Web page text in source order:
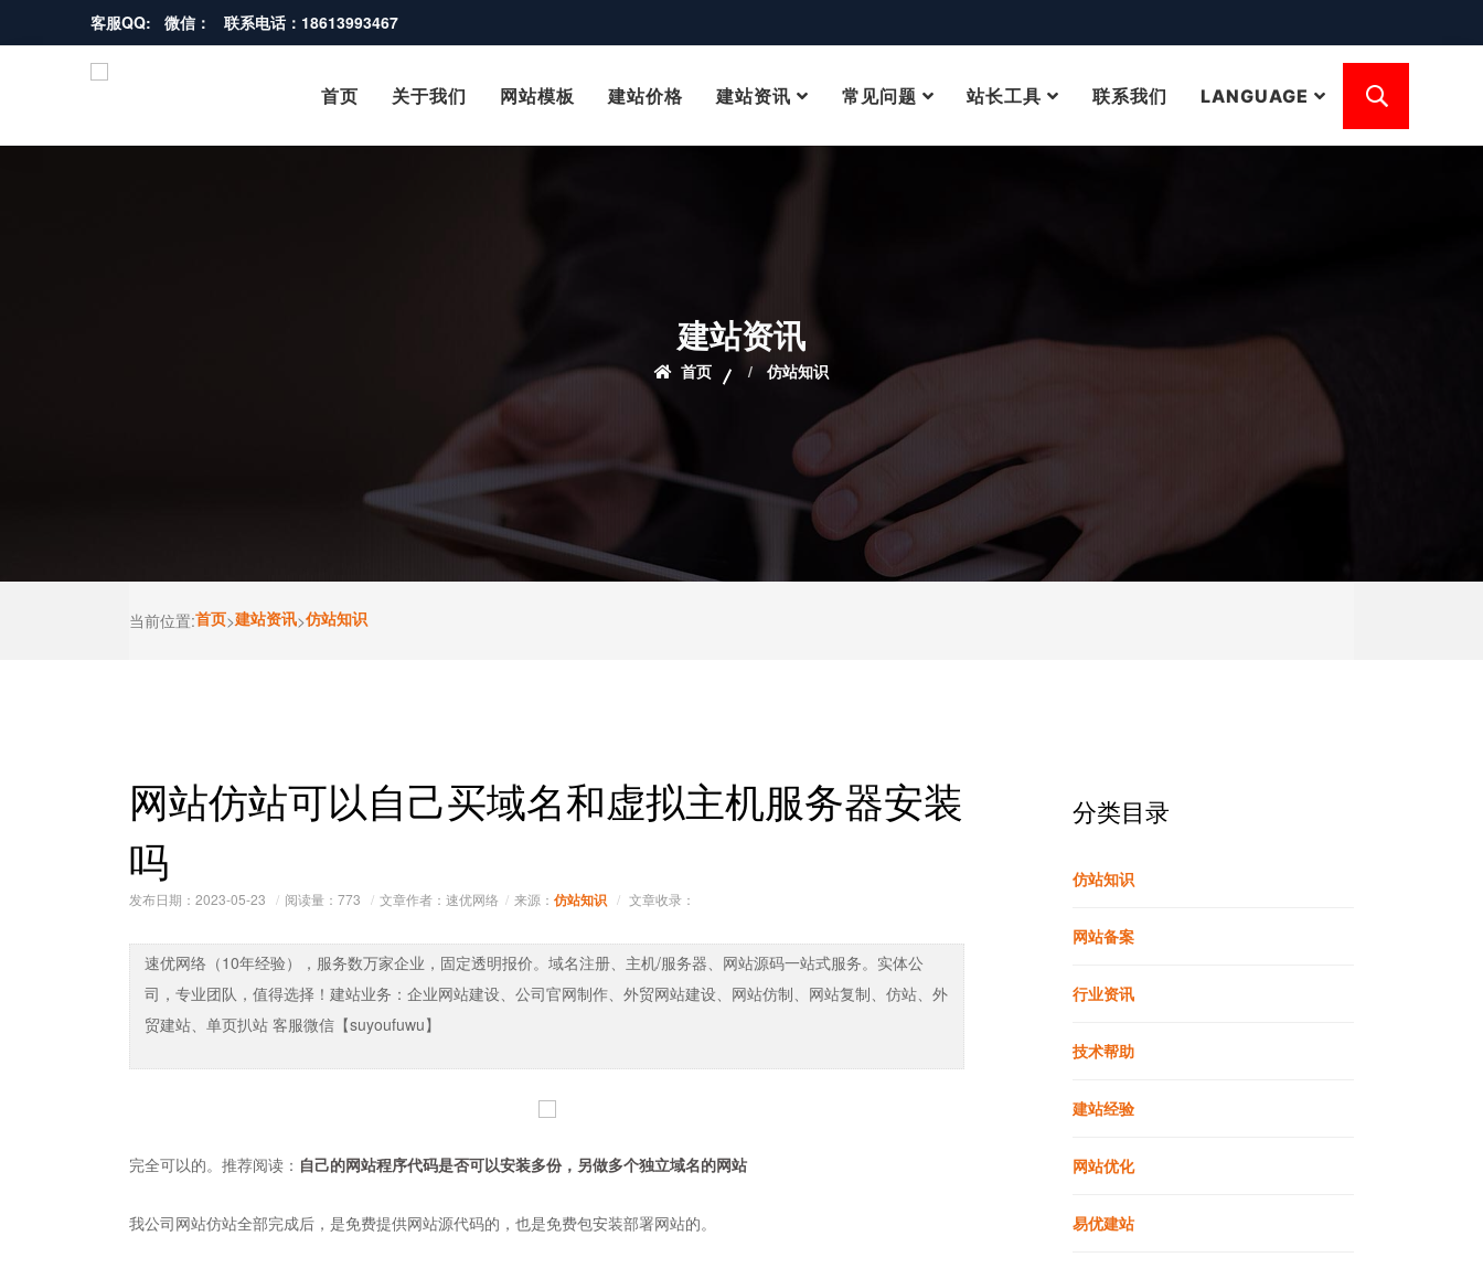
客服QQ: 微信： 联系电话：18613993467
首页 关于我们 网站模板 建站价格 建站资讯 常见问题 站长工具 联系我们 LANGUAGE
建站资讯
首页 仿站知识
当前位置:首页>建站资讯>仿站知识
网站仿站可以自己买域名和虚拟主机服务器安装
吗
发布日期：2023-05-23 阅读量： 773 文章作者：速优网络 来源： 仿站知识 文章收录：
速优网络（10年经验），服务数万家企业，固定透明报价。域名注册、主机/服务器、网站源码一站式服务。实体公
司，专业团队，值得选择！建站业务：企业网站建设、公司官网制作、外贸网站建设、网站仿制、网站复制、仿站、外
贸建站、单页扒站 客服微信【suyoufuwu】
完全可以的。推荐阅读： 自己的网站程序代码是否可以安装多份，另做多个独立域名的网站
我公司网站仿站全部完成后，是免费提供网站源代码的，也是免费包安装部署网站的。
分类目录
仿站知识
网站备案
行业资讯
技术帮助
建站经验
网站优化
易优建站